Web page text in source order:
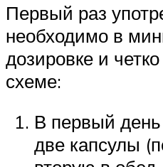
Первый раз
необходимо в
дозировке и
схеме:
В первый
две капсулы